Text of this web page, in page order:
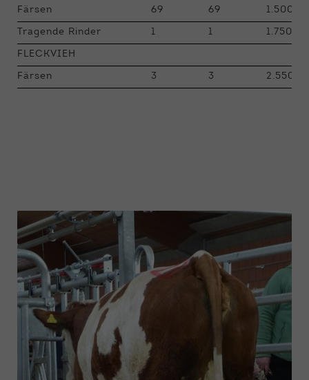
Färsen 69 69 1.500 -
Tragende Rinder 1 1 1.750
FLECKVIEH
Färsen 3 3 2.550 -